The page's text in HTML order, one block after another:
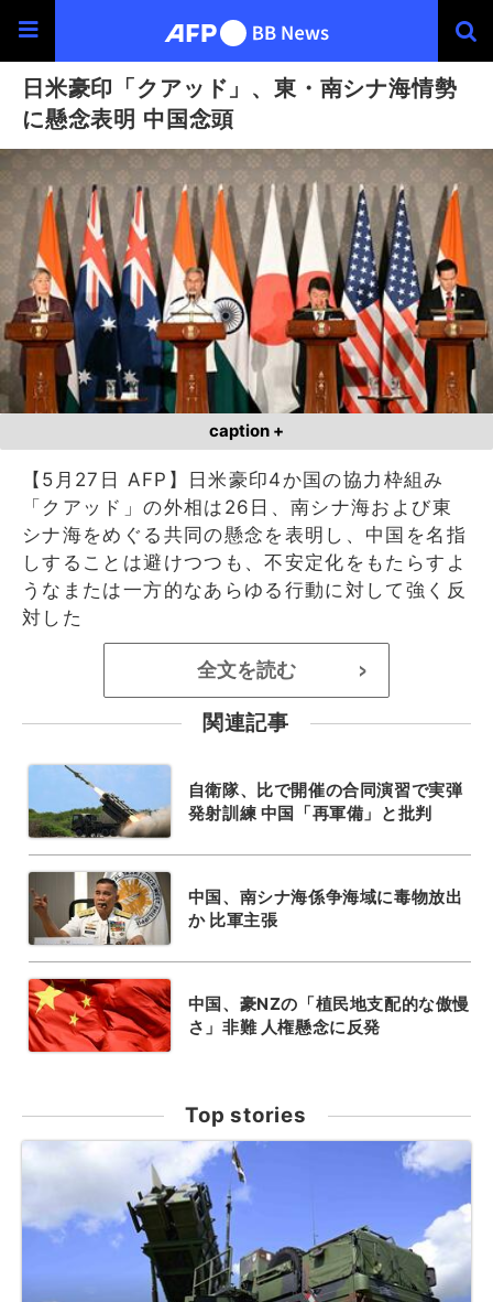
日米豪印「クアッド」、東・南シナ海情勢
に懸念表明 中国念頭
caption +
【5月27日 AFP】日米豪印4か国の協力枠組み
「クアッド」の外相は26日、南シナ海および東
シナ海をめぐる共同の懸念を表明し、中国を名指
しすることは避けつつも、不安定化をもたらすよ
うなまたは一方的なあらゆる行動に対して強く反
対した
全文を読む >
関連記事
自衛隊、比で開催の合同演習で実弾
発射訓練 中国「再軍備」と批判
中国、南シナ海係争海域に毒物放出
か 比軍主張
中国、豪NZの「植民地支配的な傲慢
さ」非難 人権懸念に反発
Top stories